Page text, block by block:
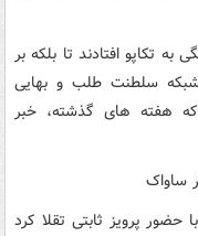
به تکاپو افتادند تا بلکه بر
شبکه سلطنت طلب و بهایی
هفته های گذشته، خبر
پرویز ثابتی تقلا کرد